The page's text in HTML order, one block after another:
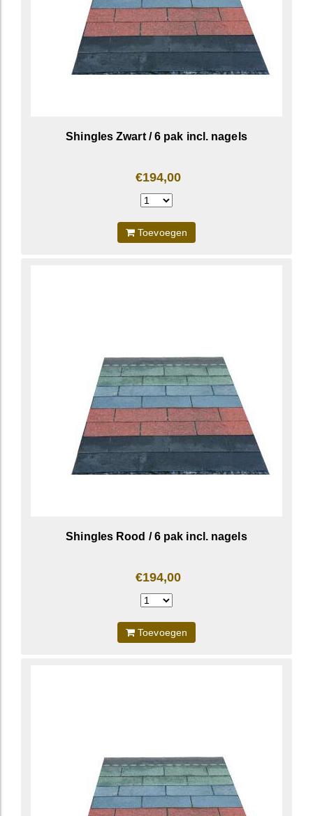
Shingles Zwart / 6 pak incl. nagels
€194,00
Toevoegen
Shingles Rood / 6 pak incl. nagels
€194,00
Toevoegen